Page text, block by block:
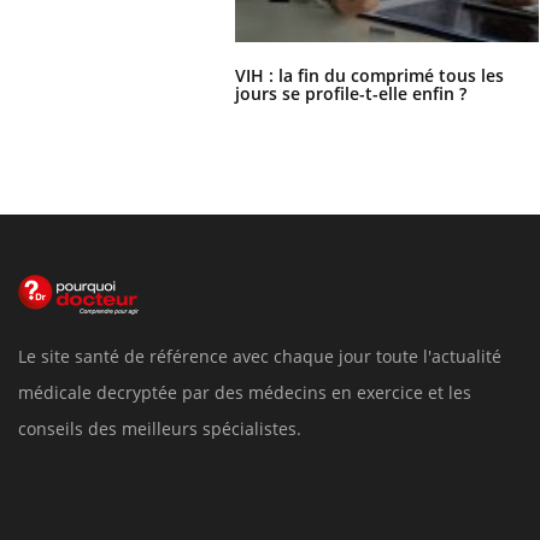
VIH : la fin du comprimé tous les
jours se profile-t-elle enfin ?
Le site santé de référence avec chaque jour toute l'actualité
médicale decryptée par des médecins en exercice et les
conseils des meilleurs spécialistes.